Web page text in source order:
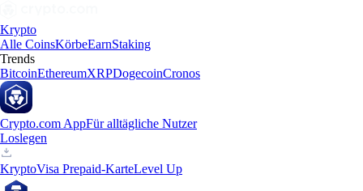
Krypto
Alle CoinsKörbeEarnStaking
Trends
BitcoinEthereumXRPDogecoinCronos
Crypto.com AppFür alltägliche Nutzer
Loslegen
KryptoVisa Prepaid-KarteLevel Up